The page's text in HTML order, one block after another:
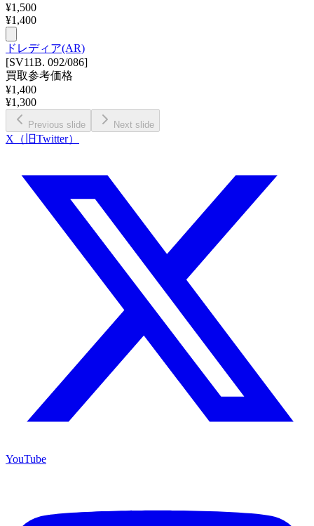
¥1,500
¥1,400
ドレディア(AR)
[SV11B. 092/086]
買取参考価格
¥1,400
¥1,300
Previous slide Next slide
X（旧Twitter）
YouTube